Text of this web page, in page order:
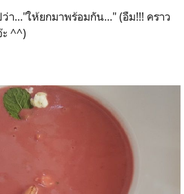
..."ให้ยกมาพร้อมกัน..." (อืม!!! คราว
^^)